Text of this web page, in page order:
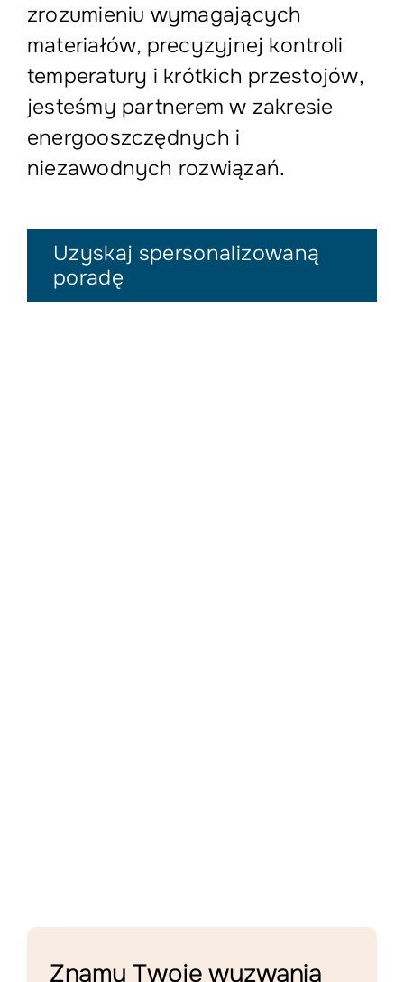
zrozumieniu wymagających
materiałów, precyzyjnej kontroli
temperatury i krótkich przestojów,
jesteśmy partnerem w zakresie
energooszczędnych i
niezawodnych rozwiązań.
Uzyskaj spersonalizowaną
poradę
Znamy Twoje wyzwania